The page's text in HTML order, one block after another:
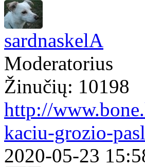
sardnaskelA
Moderatorius
Žinučių: 10198
http://
kaciu-grozio-
2020-05-23